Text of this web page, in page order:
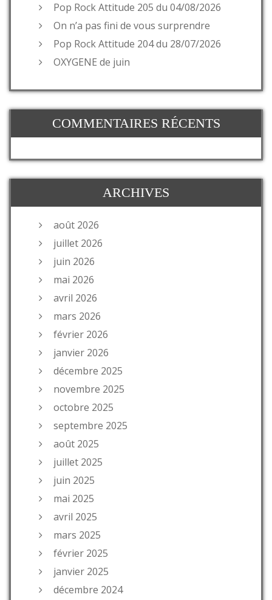
Pop Rock Attitude 205 du 04/08/2026
On n’a pas fini de vous surprendre
Pop Rock Attitude 204 du 28/07/2026
OXYGENE de juin
COMMENTAIRES RÉCENTS
ARCHIVES
août 2026
juillet 2026
juin 2026
mai 2026
avril 2026
mars 2026
février 2026
janvier 2026
décembre 2025
novembre 2025
octobre 2025
septembre 2025
août 2025
juillet 2025
juin 2025
mai 2025
avril 2025
mars 2025
février 2025
janvier 2025
décembre 2024